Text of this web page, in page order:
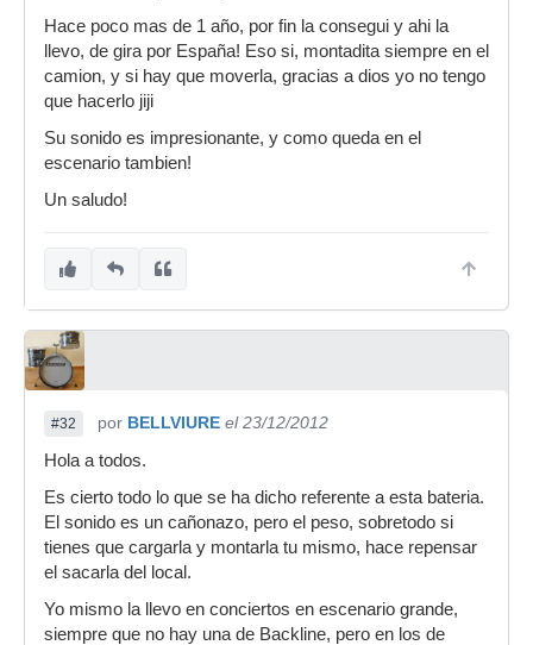
Hace poco mas de 1 año, por fin la consegui y ahi la
llevo, de gira por España! Eso si, montadita siempre en el
camion, y si hay que moverla, gracias a dios yo no tengo
que hacerlo jiji
Su sonido es impresionante, y como queda en el
escenario tambien!
Un saludo!
#32 por BELLVIURE el 23/12/2012
Hola a todos.
Es cierto todo lo que se ha dicho referente a esta bateria.
El sonido es un cañonazo, pero el peso, sobretodo si
tienes que cargarla y montarla tu mismo, hace repensar
el sacarla del local.
Yo mismo la llevo en conciertos en escenario grande,
siempre que no hay una de Backline, pero en los de